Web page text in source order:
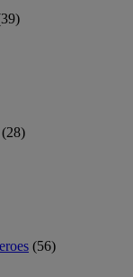
(28)
(56)